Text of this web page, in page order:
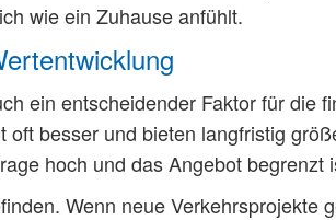
wie ein Zuhause anfühlt.
ein entscheidender Faktor für die
besser und bieten langfristig
hoch und das Angebot begrenzt
Wenn neue Verkehrsprojekte